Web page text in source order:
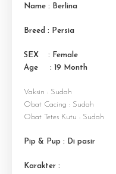
Name : Berlina
Breed : Persia
SEX : Female
Age : 19 Month
Vaksin : Sudah
Obat Cacing : Sudah
Obat Tetes Kutu : Sudah
Pip & Pup : Di pasir
Karakter :